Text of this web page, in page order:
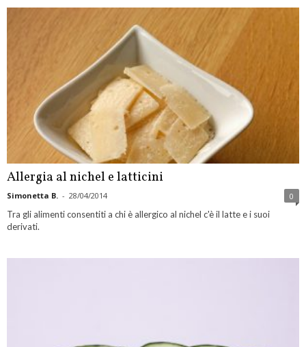
Allergia al nichel e latticini
Simonetta B. - 28/04/2014 0
Tra gli alimenti consentiti a chi è allergico al nichel c'è il latte e i suoi
derivati.